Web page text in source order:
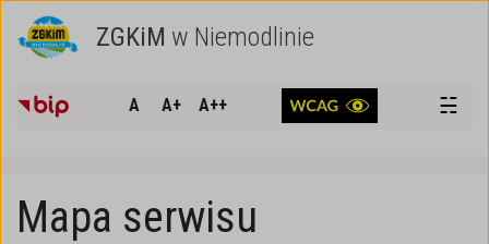
ZGKiM w Niemodlinie
A A+ A++ ☵
Mapa serwisu